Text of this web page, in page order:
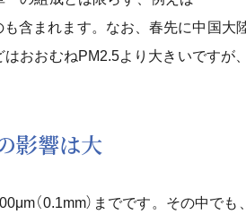
も含まれます。なお、春先に中国
おおむねPM2.5より大きいですが
影響は大
（0.1mm）までです。その中で